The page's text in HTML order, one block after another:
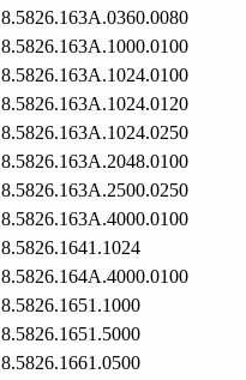
8.5826.163A.0360.0080
8.5826.163A.1000.0100
8.5826.163A.1024.0100
8.5826.163A.1024.0120
8.5826.163A.1024.0250
8.5826.163A.2048.0100
8.5826.163A.2500.0250
8.5826.163A.4000.0100
8.5826.1641.1024
8.5826.164A.4000.0100
8.5826.1651.1000
8.5826.1651.5000
8.5826.1661.0500